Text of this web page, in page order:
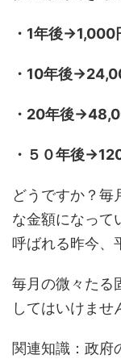
・1年後
・10年後
・20年後
・５０年後
どうですか？毎
な金額になって
呼ばれる昨今、
毎月の微々たる
してはいけませ
関連知識：政府